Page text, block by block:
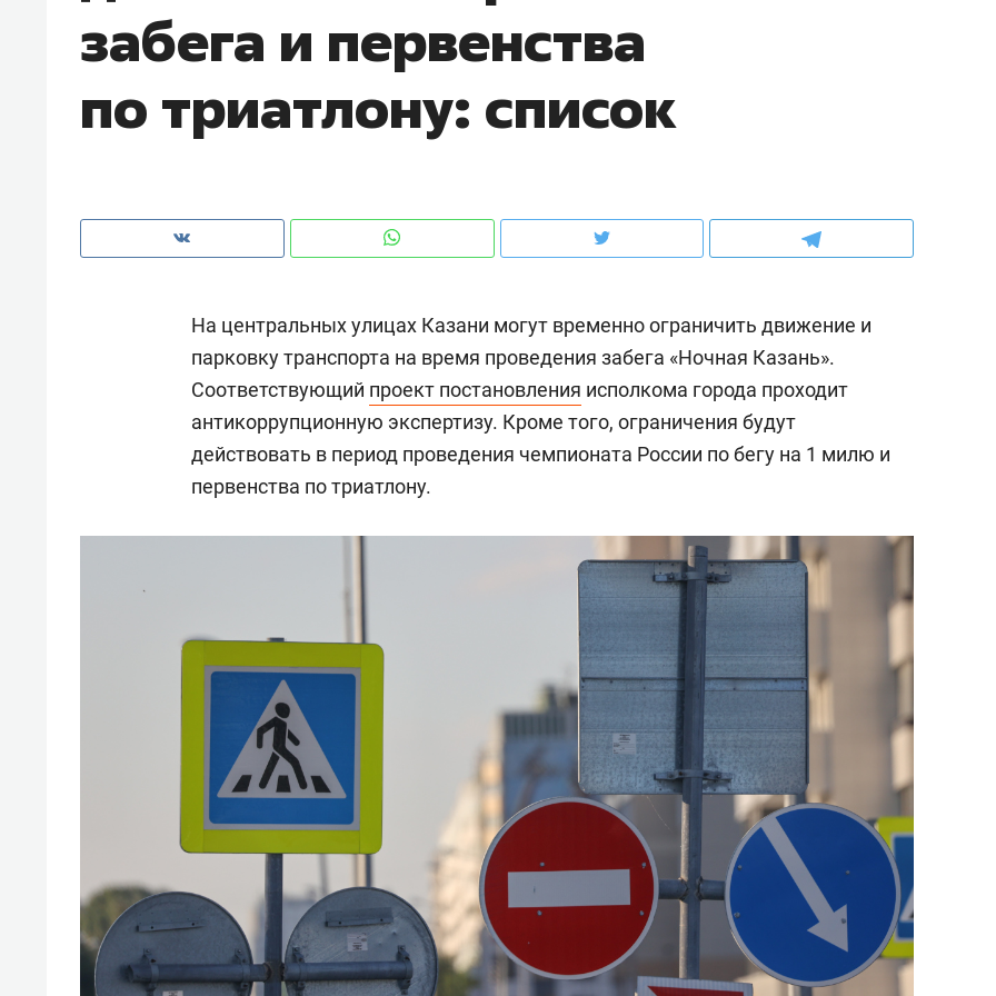
забега и первенства
по триатлону: список
На центральных улицах Казани могут временно ограничить движение и
парковку транспорта на время проведения забега «Ночная Казань».
Соответствующий проект постановления исполкома города проходит
антикоррупционную экспертизу. Кроме того, ограничения будут
действовать в период проведения чемпионата России по бегу на 1 милю и
первенства по триатлону.
чем интересен Оман?
клиентах и чудных запросах мастеров
Оставить шум за волной: как
строят тишину в казанском
ЖК «Заря»
Рекомендуем
Психотерапевт «Фороса»:
«Директорский невроз» –
стрессом»
Рекомендуем
Дизайнер-прораб
Наседкина: «Ремонт